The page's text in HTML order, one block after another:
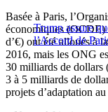
Trump assure
l’Accord de
Basée à Paris,
économiques
d’€) ont été alloués à
2016, mais les ONG
30 milliards de dollars
3 à 5 milliards de
projets d’adaptation